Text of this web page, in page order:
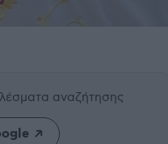
αναζήτησης